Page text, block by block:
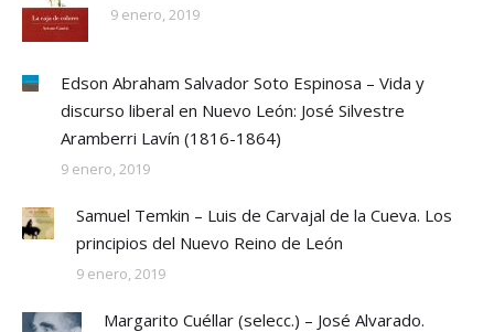
9 enero, 2019
Edson Abraham Salvador Soto Espinosa – Vida y
discurso liberal en Nuevo León: José Silvestre
Aramberri Lavín (1816-1864)
9 enero, 2019
Samuel Temkin – Luis de Carvajal de la Cueva. Los
principios del Nuevo Reino de León
9 enero, 2019
Margarito Cuéllar (selecc.) – José Alvarado.